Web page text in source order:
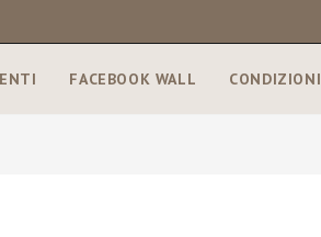
FACEBOOK WALL CONDIZIONI